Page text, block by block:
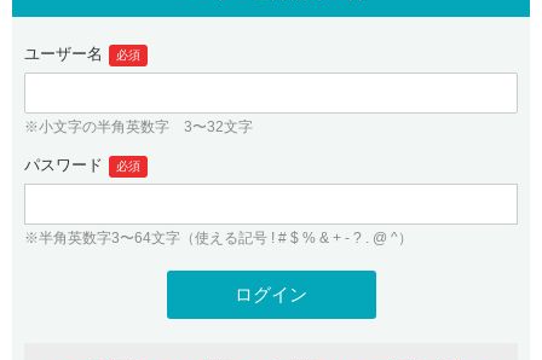
gTLDオークション NEW!
.jpドメインバックオーダー
プレミアムドメイン
人気ドメインの種類
WHOIS検索
紹介制度
バリュードメインAPI
ドメイン・ホスティングOEM
ログイン
従来のバリュードメインをご利用希望の方
Value Domainにログイン
ユーザー登録
ユーザー名 必須
※小文字の半角英数字 3〜32文字
パスワード 必須
※半角英数字3〜64文字（使える記号 ! # $ % & + - ? . @ ^）